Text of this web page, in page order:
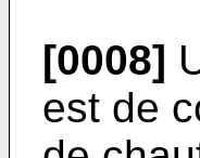
[0008]
est de